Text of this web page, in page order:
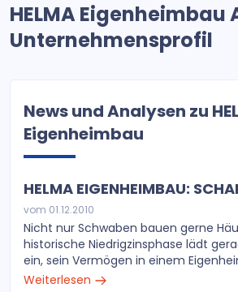
HELMA Eigenheimbau
Unternehmensprofil
News und Analysen zu
Eigenheimbau
HELMA EIGENHEIMBAU:
vom 01.12.2010
Nicht nur Schwaben bauen gerne
historische Niedrigzinsphase lädt
ein, sein Vermögen in einem
Weiterlesen